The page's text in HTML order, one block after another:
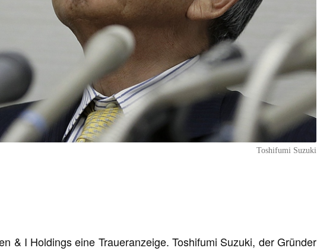
Toshifumi Suzuki
& I Holdings eine Traueranzeige. Toshifumi Suzuki, der Gründer